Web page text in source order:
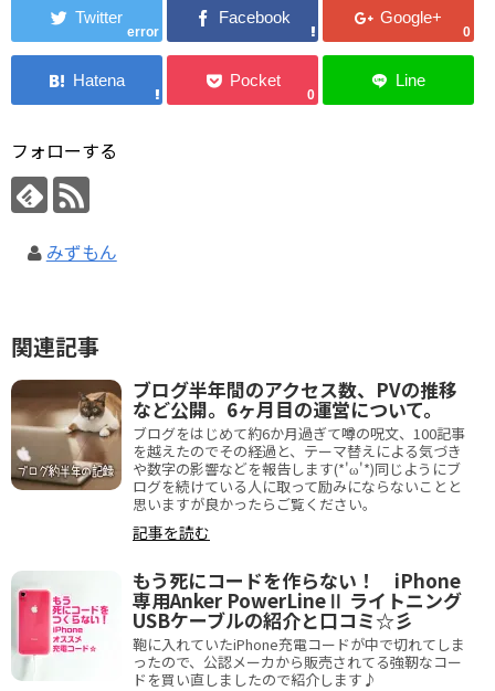
error 0
0
フォローする
みずもん
関連記事
ブログ半年間のアクセス数、PVの推移
など公開。6ヶ月目の運営について。
ブログをはじめて約6か月過ぎて噂の呪文、100記事
を越えたのでその経過と、テーマ替えによる気づき
や数字の影響などを報告します(*'ω'*)同じようにブ
ログを続けている人に取って励みにならないことと
思いますが良かったらご覧ください。
記事を読む
もう死にコードを作らない！ iPhone
専用Anker PowerLineⅡ ライトニング
USBケーブルの紹介と口コミ☆彡
鞄に入れていたiPhone充電コードが中で切れてしま
ったので、公認メーカから販売されてる強靭なコー
ドを買い直しましたので紹介します♪